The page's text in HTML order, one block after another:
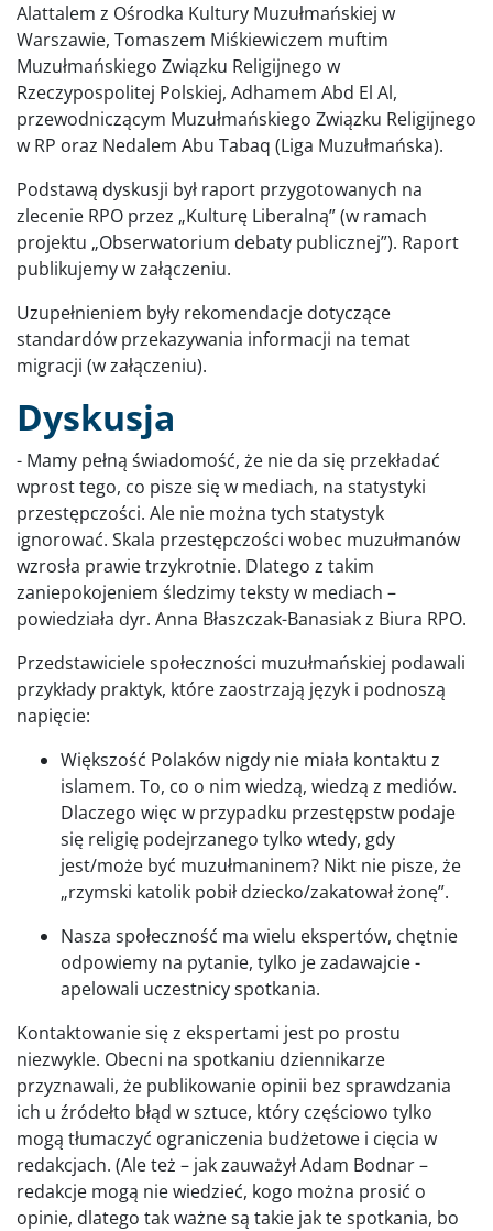
Alattalem z Ośrodka Kultury Muzułmańskiej w
Warszawie, Tomaszem Miśkiewiczem muftim
Muzułmańskiego Związku Religijnego w
Rzeczypospolitej Polskiej, Adhamem Abd El Al,
przewodniczącym Muzułmańskiego Związku Religijnego
w RP oraz Nedalem Abu Tabaq (Liga Muzułmańska).
Podstawą dyskusji był raport przygotowanych na
zlecenie RPO przez „Kulturę Liberalną” (w ramach
projektu „Obserwatorium debaty publicznej”). Raport
publikujemy w załączeniu.
Uzupełnieniem były rekomendacje dotyczące
standardów przekazywania informacji na temat
migracji (w załączeniu).
Dyskusja
- Mamy pełną świadomość, że nie da się przekładać
wprost tego, co pisze się w mediach, na statystyki
przestępczości. Ale nie można tych statystyk
ignorować. Skala przestępczości wobec muzułmanów
wzrosła prawie trzykrotnie. Dlatego z takim
zaniepokojeniem śledzimy teksty w mediach –
powiedziała dyr. Anna Błaszczak-Banasiak z Biura RPO.
Przedstawiciele społeczności muzułmańskiej podawali
przykłady praktyk, które zaostrzają język i podnoszą
napięcie:
Większość Polaków nigdy nie miała kontaktu z
islamem. To, co o nim wiedzą, wiedzą z mediów.
Dlaczego więc w przypadku przestępstw podaje
się religię podejrzanego tylko wtedy, gdy
jest/może być muzułmaninem? Nikt nie pisze, że
„rzymski katolik pobił dziecko/zakatował żonę”.
Nasza społeczność ma wielu ekspertów, chętnie
odpowiemy na pytanie, tylko je zadawajcie -
apelowali uczestnicy spotkania.
Kontaktowanie się z ekspertami jest po prostu
niezwykle. Obecni na spotkaniu dziennikarze
przyznawali, że publikowanie opinii bez sprawdzania
ich u źródełto błąd w sztuce, który częściowo tylko
mogą tłumaczyć ograniczenia budżetowe i cięcia w
redakcjach. (Ale też – jak zauważył Adam Bodnar –
redakcje mogą nie wiedzieć, kogo można prosić o
opinie, dlatego tak ważne są takie jak te spotkania, bo